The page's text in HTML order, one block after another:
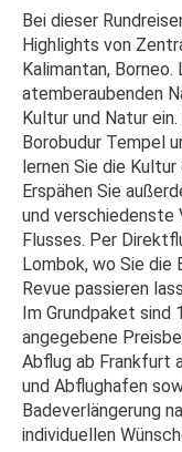
Bei dieser
Highlights von
Kalimantan,
atemberaubenden
Kultur und Natur
Borobudur Tempel
lernen Sie die
Erspähen Sie
und verschiedenste
Flusses. Per
Lombok, wo Sie die
Revue passieren
Im Grundpaket sind
angegebene
Abflug ab Frankfurt
und Abflughafen
Badeverlängerung
individuellen